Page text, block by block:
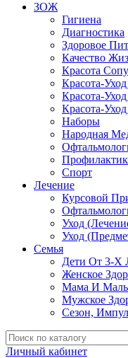
ЗОЖ
Гигиена
Диагностика
Здоровое
Качество
Красота
Красота-
Красота-
Красота-
Наборы
Народная
Спорт
Лечение
Курсовой
Уход
Уход
Семья
Дети От 3-Х
Женское
Мама И
Мужское
Сезон,
Личный кабинет